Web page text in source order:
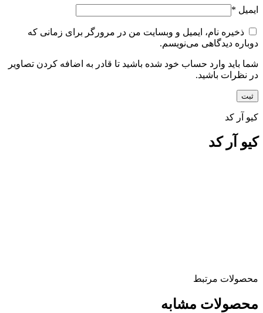
ایمیل *
ذخیره نام، ایمیل و وبسایت من در مرورگر برای زمانی که
دوباره دیدگاهی می‌نویسم.
شما باید وارد حساب خود شده باشید تا قادر به اضافه کردن تصاویر
در نظرات باشید.
کیو آر کد
کیو آر کد
محصولات مرتبط
محصولات مشابه